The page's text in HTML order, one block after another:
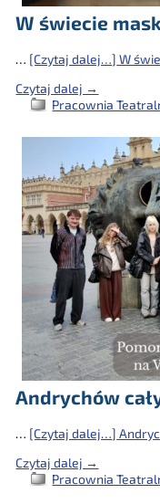
W świecie
… [Czytaj dalej…] W
Czytaj dalej →
Pracownia
Andrychów
… [Czytaj dalej…]
Czytaj dalej →
Pracownia